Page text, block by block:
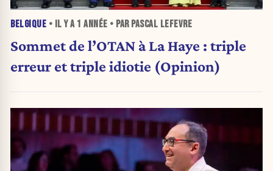
BELGIQUE • IL Y A 1 ANNÉE • PAR PASCAL LEFEVRE
Sommet de l’OTAN à La Haye : triple
erreur et triple idiotie (Opinion)